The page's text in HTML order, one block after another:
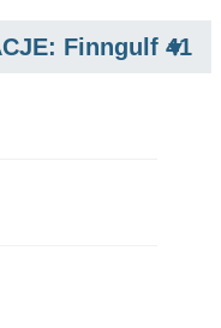
Finngulf 41